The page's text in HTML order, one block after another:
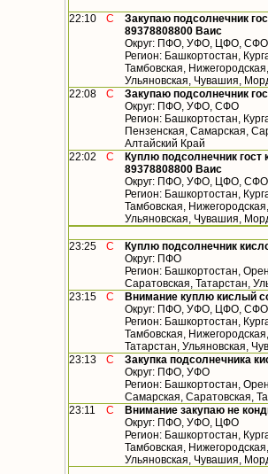
22:10 С
Закупаю подсолнечник
89378808800 Ваис
Округ: ПФО, УФО, ЦФО, СФО
Регион: Башкортостан,
Тамбовская,
Ульяновская, Чувашия,
22:08
С
Закупаю подсолнечник
Округ: ПФО, УФО, СФО
Регион: Башкортостан,
Пензенская, Самарская,
Алтайский Край
22:02
С
Куплю подсолнечник
89378808800 Ваис
Округ: ПФО, УФО, ЦФО, СФО
Регион: Башкортостан,
Тамбовская,
Ульяновская, Чувашия,
23:25 С
Куплю подсолнечник
Округ: ПФО
Регион: Башкортостан,
Саратовская, Татарстан,
23:15
С
Внимание куплю кислый
Округ: ПФО, УФО, ЦФО, СФО
Регион: Башкортостан,
Тамбовская,
Татарстан, Ульяновская,
23:13
С
Закупка подсолнечника
Округ: ПФО, УФО
Регион: Башкортостан,
Самарская, Саратовская,
23:11
С
Внимание закупаю не
Округ: ПФО, УФО, ЦФО
Регион: Башкортостан,
Тамбовская,
Ульяновская, Чувашия,